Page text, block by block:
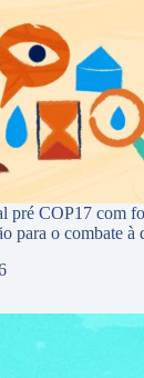
pré COP17 com
para o combate à